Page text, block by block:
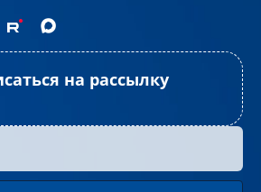
на рассылку